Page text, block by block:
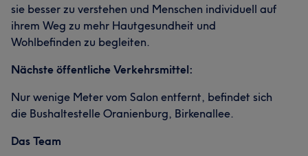
sie besser zu verstehen und Menschen individuell auf
ihrem Weg zu mehr Hautgesundheit und
Wohlbefinden zu begleiten.
Nächste öffentliche Verkehrsmittel:
Nur wenige Meter vom Salon entfernt, befindet sich
die Bushaltestelle Oranienburg, Birkenallee.
Das Team